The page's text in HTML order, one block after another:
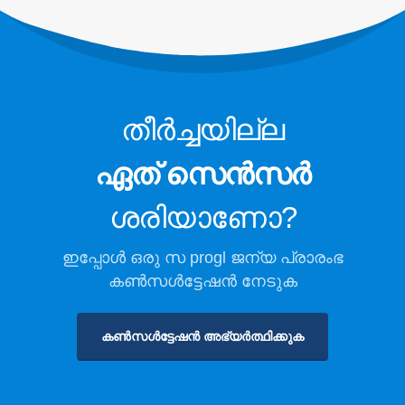
തീർച്ചയില്ല
ഏത് സെൻസർ
ശരിയാണോ?
ഇപ്പോൾ ഒരു സ progl ജന്യ പ്രാരംഭ
കൺസൾട്ടേഷൻ നേടുക
കൺസൾട്ടേഷൻ അഭ്യർത്ഥിക്കുക
തണുത്ത സംഭരണത്തിനായി
റഫ്രിജറന്റ് സുരക്ഷാ നിരീക്ഷണം
വ്യാവസായിക ശീതീകരണ പാഠ
ഞങ്ങളെ പിന്തുടരുക
വിൻസെൻ. © 2026. എല്ലാ അവകാശങ്ങളും നിക്ഷിപ്തം